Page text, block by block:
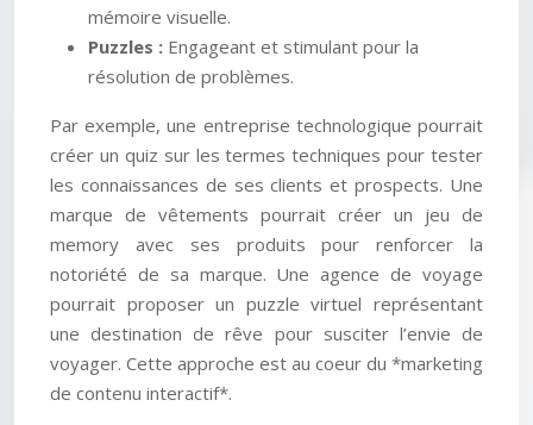
mémoire visuelle.
Puzzles : Engageant et stimulant pour la
résolution de problèmes.
Par exemple, une entreprise technologique pourrait
créer un quiz sur les termes techniques pour tester
les connaissances de ses clients et prospects. Une
marque de vêtements pourrait créer un jeu de
memory avec ses produits pour renforcer la
notoriété de sa marque. Une agence de voyage
pourrait proposer un puzzle virtuel représentant
une destination de rêve pour susciter l’envie de
voyager. Cette approche est au coeur du *marketing
de contenu interactif*.